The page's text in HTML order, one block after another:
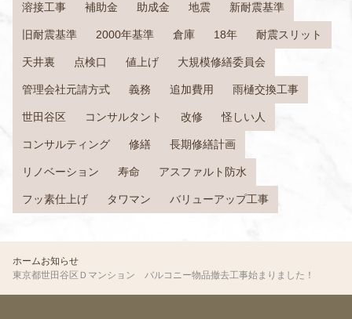
溶接工事 補助金 助成金 地震 新耐震基準
旧耐震基準 2000年基準 倉庫 18年 耐震スリット
天井裏 点検口 値上げ 大規模修繕委員会
管理会社元請方式 義務 追加費用 雨樋交換工事
世田谷区 コンサルタント 改修 怪しい人
コンサルティング 修繕 長期修繕計画
リノベーション 寿命 アスファルト防水
フッ素仕上げ タワマン バリューアップ工事
ホームお知らせ
東京都世田谷区Ｄマンション バルコニー物品撤去工事始まりました！